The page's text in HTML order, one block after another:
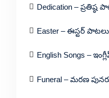
Dedication – ప్రతిష్ఠ
Easter – ఈస్టర్ పాటలు
English Songs –
Funeral – మరణ